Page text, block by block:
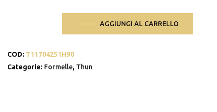
e
limone
AGGIUNGI AL CARRELLO
COD: T11704251H90
Categorie: Formelle, Thun